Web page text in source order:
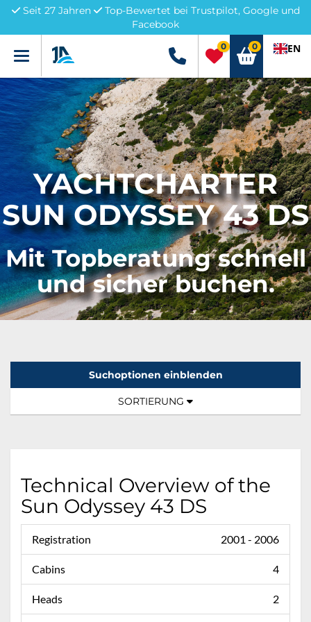
Seit 27 Jahren
Top-Bewertet bei Trustpilot, Google und
Facebook
Menü +49 5741 3222690
0 0 EN
YACHTCHARTER
SUN ODYSSEY 43 DS
Mit Topberatung schnell
und sicher buchen.
Suchoptionen einblenden
TOGGLE NAVIGATION
SORTIERUNG
Technical Overview of the
Sun Odyssey 43 DS
Registration 2001 - 2006
Cabins 4
Heads 2